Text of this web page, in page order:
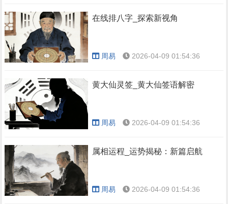
在线排八字_探索新视角
周易 2026-04-09 01:54:36
黄大仙灵签_黄大仙签语解密
周易 2026-04-09 01:54:36
属相运程_运势揭秘：新篇启航
周易 2026-04-09 01:54:36